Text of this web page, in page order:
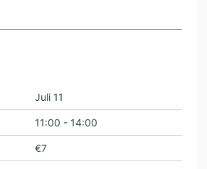
Juli 11
11:00 - 14:00
€7